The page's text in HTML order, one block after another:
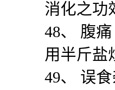
消化之功
48、 腹
用半斤盐
49、 误